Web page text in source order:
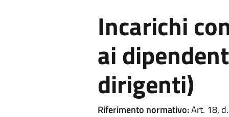
Incarichi
ai
dirigenti)
Riferimento normativo:Art. 18,